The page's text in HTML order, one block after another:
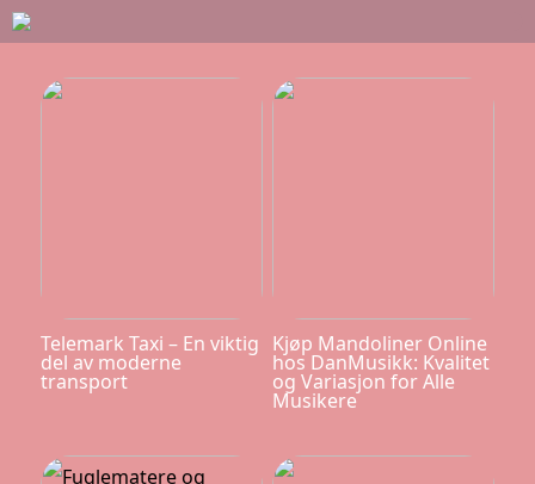
Telemark Taxi – En viktig
del av moderne
transport
Kjøp Mandoliner Online
hos DanMusikk: Kvalitet
og Variasjon for Alle
Musikere